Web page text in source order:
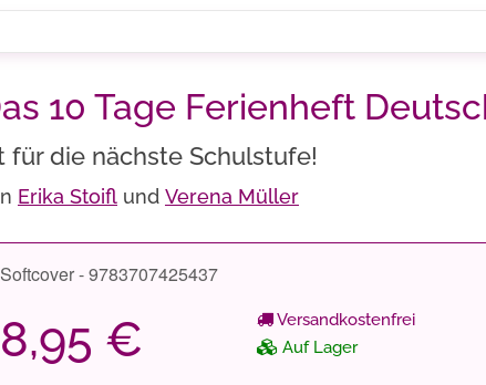
10 Tage Ferienheft
für die nächste Schulstufe!
Erika Stoifl und Verena Müller
Softcover - 9783707425437
8,95 €
Versandkostenfrei
Auf Lager